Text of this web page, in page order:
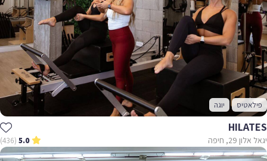
פילאטיס יוגה
HILATES
יגאל אלון 29, חיפה 5.0
(436)